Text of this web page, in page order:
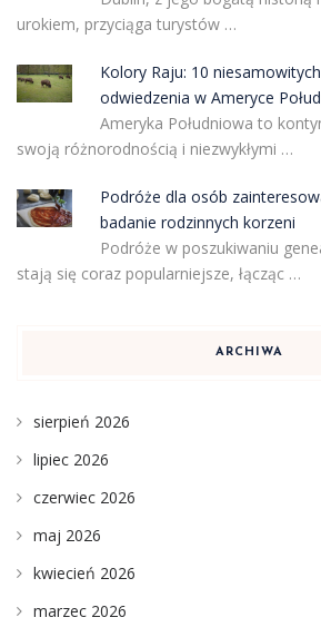
urokiem, przyciąga turystów …
Kolory Raju: 10
odwiedzenia w Ameryce
Ameryka Południowa to
swoją różnorodnością i niezwykłymi …
Podróże dla osób
badanie rodzinnych korzeni
Podróże w poszukiwaniu
stają się coraz popularniejsze, łącząc …
ARCHIWA
sierpień 2026
lipiec 2026
czerwiec 2026
maj 2026
kwiecień 2026
marzec 2026